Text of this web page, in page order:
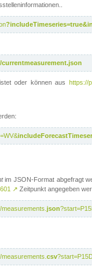
currentmeasurement.json
oder können aushttps://
im JSON-Format abgefragt
↗ Zeitpunkt angegeben
json
csv